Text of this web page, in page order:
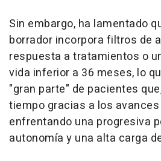
Sin embargo, ha lamentado
borrador incorpora filtros de
respuesta a tratamientos o
vida inferior a 36 meses, lo
"gran parte" de pacientes
tiempo gracias a los
enfrentando una progresiva
autonomía y una alta carga